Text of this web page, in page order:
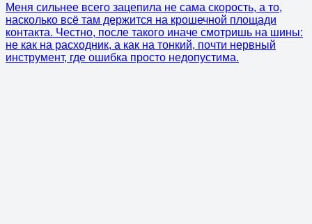
Меня сильнее всего зацепила не сама скорость, а то,
насколько всё там держится на крошечной площади
контакта. Честно, после такого иначе смотришь на шины:
не как на расходник, а как на тонкий, почти нервный
инструмент, где ошибка просто недопустима.